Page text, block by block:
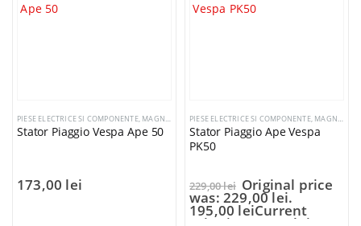
PIESE ELECTRICE SI COMPONENTE, MAGNETOURI / VOLANTE / STATOARE
Stator Piaggio Vespa Ape 50
173,00 lei
PIESE ELECTRICE SI COMPONENTE, MAGNETOURI / VOLANTE / STATOARE
Stator Piaggio Ape Vespa
PK50
229,00lei Original price
was: 229,00 lei.
195,00 leiCurrent